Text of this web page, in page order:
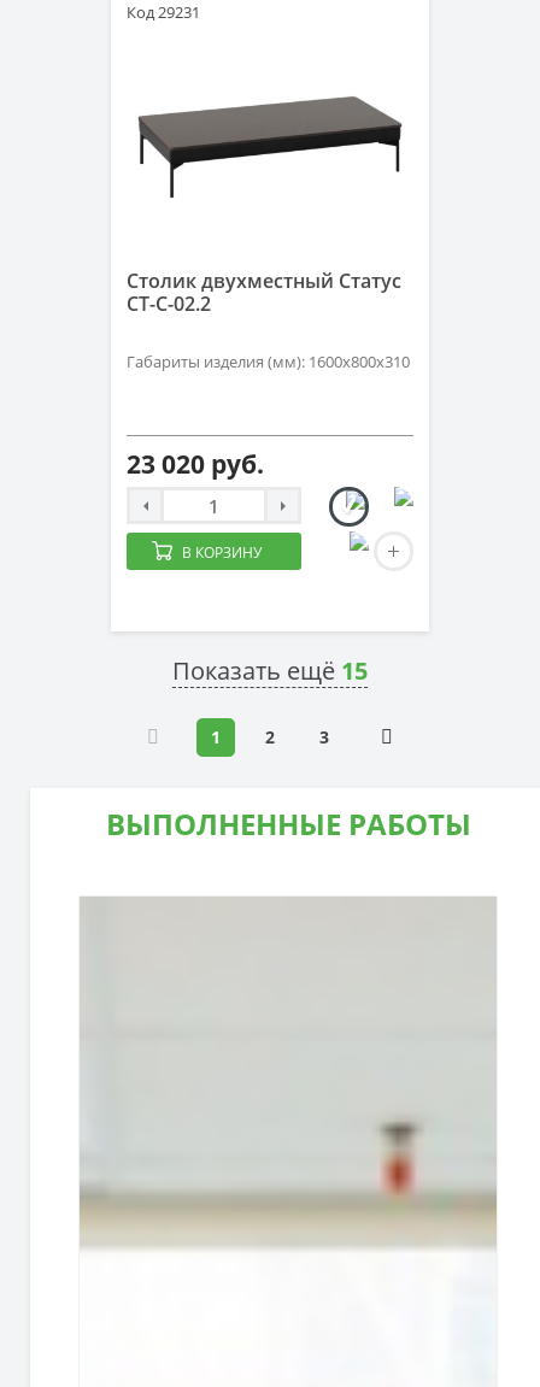
Код 29231
Столик двухместный Статус
СТ-С-02.2
Габариты изделия (мм): 1600х800х310
23 020 руб.
В КОРЗИНУ
Показать ещё 15
1 2 3
ВЫПОЛНЕННЫЕ РАБОТЫ